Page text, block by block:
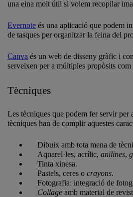
una eina molt útil si volem recopilar
Evernote és una aplicació que podem
de tasques per organitzar la feina del
Canva és un web de disseny gràfic i
serveixen per a múltiples propòsits
Tècniques
Les tècniques que podem fer servir per
tècniques han de complir aquestes
Dibuix amb tota mena de
Aquarel·les, acrílic, anilines,
Tinta xinesa.
Pastels, ceres o crayons.
Fotografia: integració de
Collage amb material de